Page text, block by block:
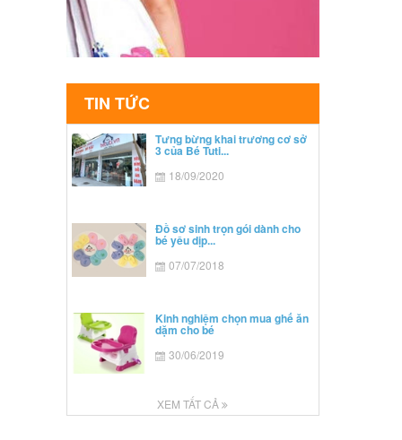
TIN TỨC
Tưng bừng khai trương cơ sở
3 của Bé Tuti...
18/09/2020
Đồ sơ sinh trọn gói dành cho
bé yêu dịp...
07/07/2018
Kinh nghiệm chọn mua ghế ăn
dặm cho bé
30/06/2019
XEM TẤT CẢ